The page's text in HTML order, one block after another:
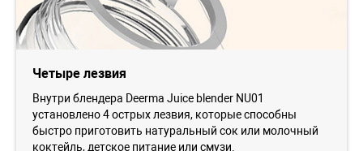
Четыре лезвия
Внутри блендера Deerma Juice blender NU01
установлено 4 острых лезвия, которые способны
быстро приготовить натуральный сок или молочный
коктейль, детское питание или смузи.